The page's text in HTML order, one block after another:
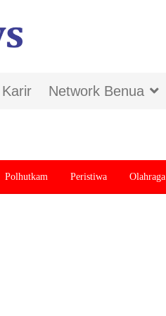
Network Benua
Polhutkam Peristiwa Olahraga